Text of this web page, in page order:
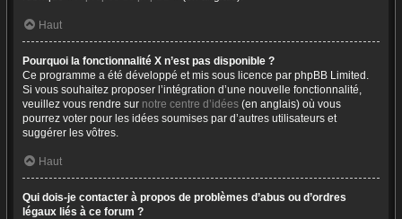
Haut
Pourquoi la fonctionnalité X n’est pas disponible ?
Ce programme a été développé et mis sous licence par phpBB Limited.
Si vous souhaitez proposer l’intégration d’une nouvelle fonctionnalité,
veuillez vous rendre sur notre centre d’idées (en anglais) où vous
pourrez voter pour les idées soumises par d’autres utilisateurs et
suggérer les vôtres.
Haut
Qui dois-je contacter à propos de problèmes d’abus ou d’ordres
légaux liés à ce forum ?